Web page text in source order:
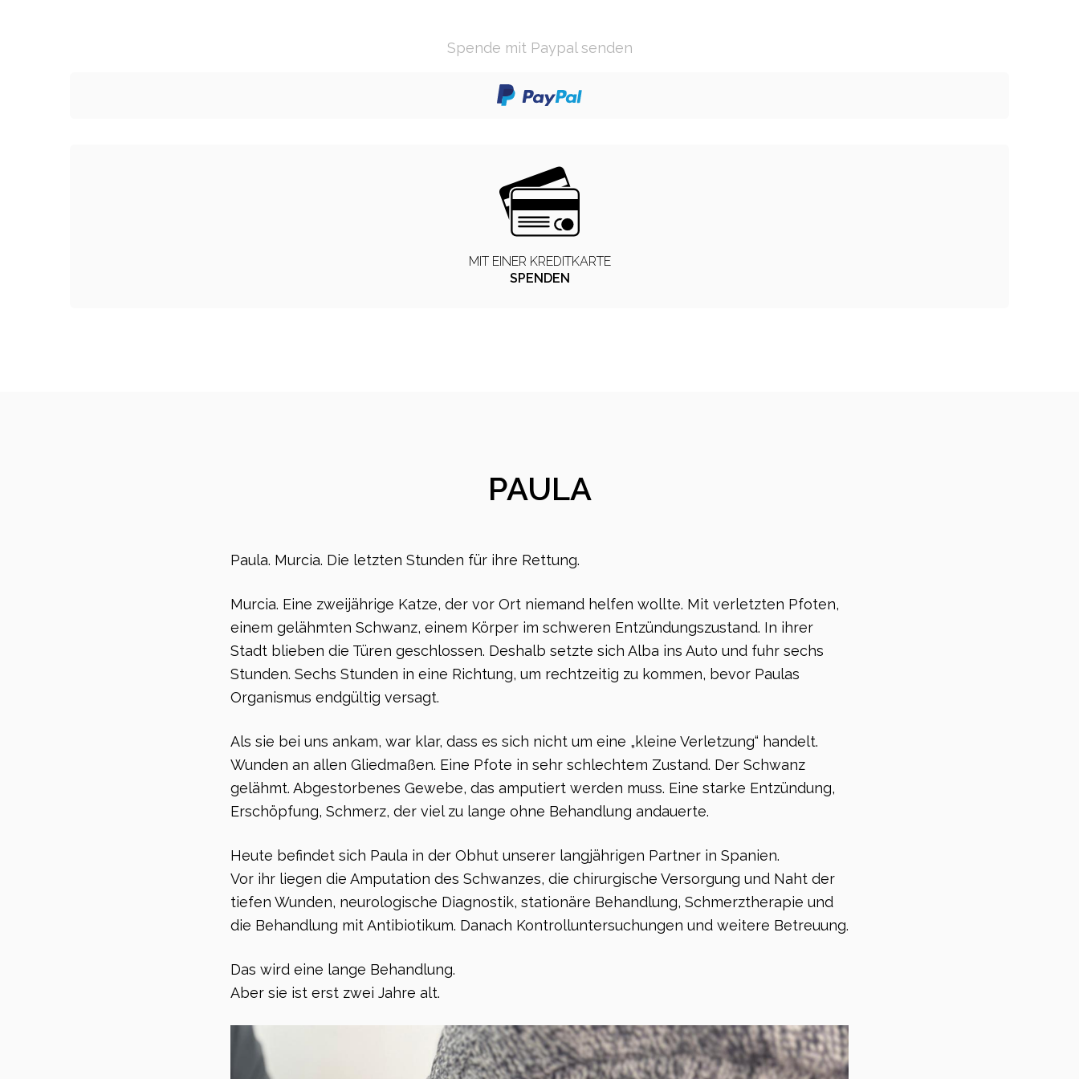
Spende mit Paypal senden
MIT EINER KREDITKARTE
SPENDEN
PAULA
Paula. Murcia. Die letzten Stunden für ihre Rettung.
Murcia. Eine zweijährige Katze, der vor Ort niemand helfen wollte. Mit verletzten Pfoten,
einem gelähmten Schwanz, einem Körper im schweren Entzündungszustand. In ihrer
Stadt blieben die Türen geschlossen. Deshalb setzte sich Alba ins Auto und fuhr sechs
Stunden. Sechs Stunden in eine Richtung, um rechtzeitig zu kommen, bevor Paulas
Organismus endgültig versagt.
Als sie bei uns ankam, war klar, dass es sich nicht um eine „kleine Verletzung“ handelt.
Wunden an allen Gliedmaßen. Eine Pfote in sehr schlechtem Zustand. Der Schwanz
gelähmt. Abgestorbenes Gewebe, das amputiert werden muss. Eine starke Entzündung,
Erschöpfung, Schmerz, der viel zu lange ohne Behandlung andauerte.
Heute befindet sich Paula in der Obhut unserer langjährigen Partner in Spanien.
Vor ihr liegen die Amputation des Schwanzes, die chirurgische Versorgung und Naht der
tiefen Wunden, neurologische Diagnostik, stationäre Behandlung, Schmerztherapie und
die Behandlung mit Antibiotikum. Danach Kontrolluntersuchungen und weitere Betreuung.
Das wird eine lange Behandlung.
Aber sie ist erst zwei Jahre alt.